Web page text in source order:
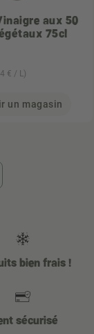
aux 50
75cl
€ / L)
un magasin
bien frais !
sécurisé